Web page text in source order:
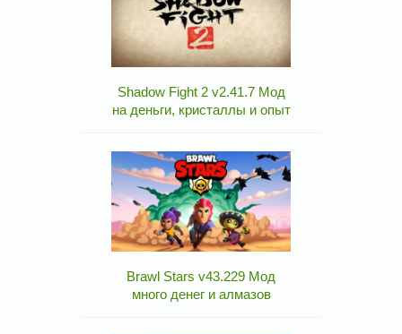
Shadow Fight 2 v2.41.7 Мод
на деньги, кристаллы и опыт
Brawl Stars v43.229 Мод
много денег и алмазов